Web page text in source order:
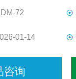
72
01-14
咨询